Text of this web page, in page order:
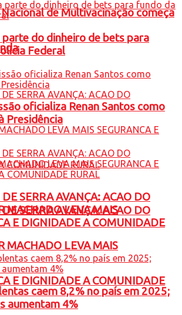
de Multivacinação começa
SERRA AVANÇA: ACAO DO
MACHADO LEVA MAIS
E DIGNIDADE A COMUNIDADE
parte do dinheiro de bets para
Federal
oficializa Renan Santos como
Presidência
SERRA AVANÇA: ACAO DO
MACHADO LEVA MAIS
E DIGNIDADE A COMUNIDADE
caem 8,2% no país em 2025;
aumentam 4%